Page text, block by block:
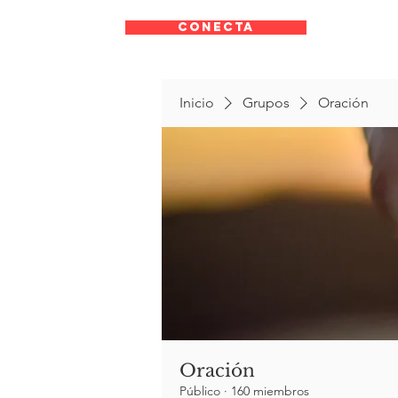
CONECTA
Inicio Grupos Oración
Oración
Público · 160 miembros